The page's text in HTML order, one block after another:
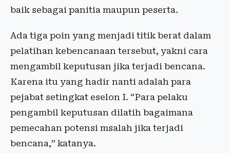
baik sebagai panitia maupun peserta.
Ada tiga poin yang menjadi titik berat dalam
pelatihan kebencanaan tersebut, yakni cara
mengambil keputusan jika terjadi bencana.
Karena itu yang hadir nanti adalah para
pejabat setingkat eselon I. “Para pelaku
pengambil keputusan dilatih bagaimana
pemecahan potensi msalah jika terjadi
bencana,” katanya.